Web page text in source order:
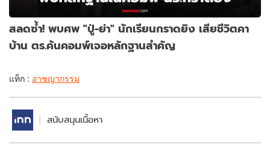
สลดซ้ำ! พบศพ "ปู่-ย่า" นักเรียนกราดยิง เสียชีวิตคา
บ้าน ตร.ค้นคอมพ์เจอหลักฐานสำคัญ
แท็ก : อาชญากรรม
สนับสนุนเนื้อหา